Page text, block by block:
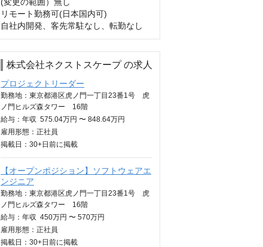
リモート勤務可(日本国内可)
自社内開発、客先常駐なし、転勤なし
株式会社ネクストスケープ の求人
プロジェクトリーダー
勤務地：東京都港区虎ノ門一丁目23番1号 虎
ノ門ヒルズ森タワー 16階
給与： 年収 575.04万円 〜 848.64万円
雇用形態：正社員
掲載日： 30+日 前に掲載
【オープンポジション】ソフトウェアエ
ンジニア
勤務地：東京都港区虎ノ門一丁目23番1号 虎
ノ門ヒルズ森タワー 16階
給与： 年収 450万円 〜 570万円
雇用形態：正社員
掲載日： 30+日 前に掲載